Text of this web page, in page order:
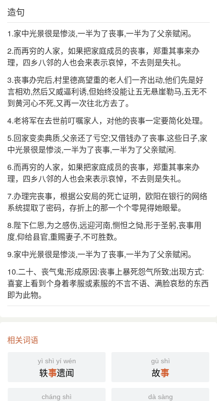
分字解释
sāng sàng
丧
shì
事
造句
1.家中光景很是惨淡,一半为了丧事,一半为了父亲赋闲。
2.而再穷的人家，如果把家庭成员的丧事，郑重其事来办
理，四乡八邻的人也会来表示哀悼，不去则是失礼。
3.丧事办完后,村里德高望重的老人们一齐出动,他们先是好
言相劝,然后又威逼利诱,但始终没能让五无悬崖勒马,五无不
到黄河心不死,又再一次往北方去了。
4.老将军在去世前叮嘱家人，对他的丧事一定要简化处理。
5.回家变卖典质,父亲还了亏空;又借钱办了丧事.这些日子,家
中光景很是惨淡,一半为了丧事,一半为了父亲赋闲.
6.而再穷的人家，如果把家庭成员的丧事，郑重其事来办
理，四乡八邻的人也会来表示哀悼，不去则是失礼。
7.办理完丧事，根据公安局的死亡证明，欧阳在银行的网络
系统提取了密码，存折上的那一个个零晃得她眼晕。
8.陛下仁恩,为之感伤,远迎河南,恻怛之恸,形于圣躬,丧事用
度,仰给县官,重赐妻子,不可胜数。
9.家中光景很是惨淡,一半为了丧事,一半为了父亲赋闲。
10.二十、丧气鬼;形成原因:丧事上暴死怨气所致;出现方式:
喜宴上看到个身着孝服或素服的不言不语、满脸哀愁的东西
即为此物。
相关词语
yì shì yí wén
轶事遗闻
gù shì
故事
cháng shì dà sàng